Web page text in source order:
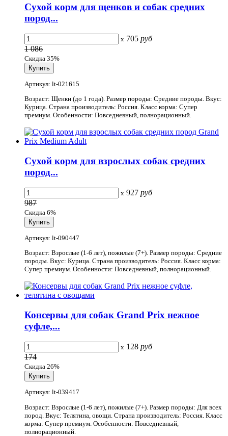
Сухой корм для щенков и собак средних
пород...
x 705 руб
1 086
Скидка 35%
Артикул: lt-021615
Возраст: Щенки (до 1 года). Размер породы: Средние породы. Вкус:
Курица. Страна производитель: Россия. Класс корма: Супер
премиум. Особенности: Повседневный, полнорационный.
Сухой корм для взрослых собак средних
пород...
x 927 руб
987
Скидка 6%
Артикул: lt-090447
Возраст: Взрослые (1-6 лет), пожилые (7+). Размер породы: Средние
породы. Вкус: Курица. Страна производитель: Россия. Класс корма:
Супер премиум. Особенности: Повседневный, полнорационный.
Консервы для собак Grand Prix нежное
суфле,...
x 128 руб
174
Скидка 26%
Артикул: lt-039417
Возраст: Взрослые (1-6 лет), пожилые (7+). Размер породы: Для всех
пород. Вкус: Телятина, овощи. Страна производитель: Россия. Класс
корма: Супер премиум. Особенности: Повседневный,
полнорационный.